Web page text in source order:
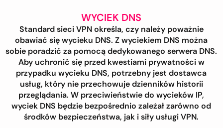
WYCIEK DNS
Standard sieci VPN określa, czy należy poważnie
obawiać się wycieku DNS. Z wyciekiem DNS można
sobie poradzić za pomocą dedykowanego serwera DNS.
Aby uchronić się przed kwestiami prywatności w
przypadku wycieku DNS, potrzebny jest dostawca
usług, który nie przechowuje dzienników historii
przeglądania. W przeciwieństwie do wycieków IP,
wyciek DNS będzie bezpośrednio zależał zarówno od
środków bezpieczeństwa, jak i siły usługi VPN.